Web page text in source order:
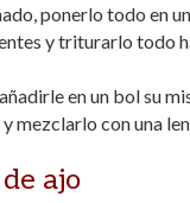
ponerlo todo en
y triturarlo todo
en un bol su
mezclarlo con una
ajo